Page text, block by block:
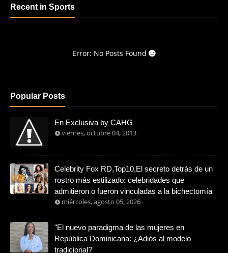
Recent in Sports
Error: No Posts Found
Popular Posts
En Exclusiva by CAHG
viernes, octubre 04, 2013
Celebrity Fox RD,Top10,El secreto detrás de un
rostro más estilizado: celebridades que
admitieron o fueron vinculadas a la bichectomía
miércoles, agosto 05, 2026
"El nuevo paradigma de las mujeres en
República Dominicana: ¿Adiós al modelo
tradicional?